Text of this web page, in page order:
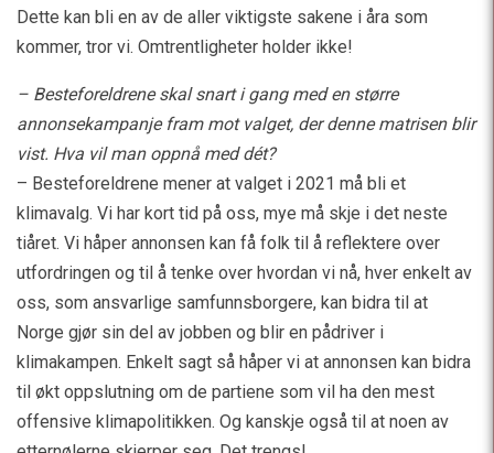
Dette kan bli en av de aller viktigste sakene i åra som
kommer, tror vi. Omtrentligheter holder ikke!
– Besteforeldrene skal snart i gang med en større
annonsekampanje fram mot valget, der denne matrisen blir
vist. Hva vil man oppnå med dét?
– Besteforeldrene mener at valget i 2021 må bli et
klimavalg. Vi har kort tid på oss, mye må skje i det neste
tiåret. Vi håper annonsen kan få folk til å reflektere over
utfordringen og til å tenke over hvordan vi nå, hver enkelt av
oss, som ansvarlige samfunnsborgere, kan bidra til at
Norge gjør sin del av jobben og blir en pådriver i
klimakampen. Enkelt sagt så håper vi at annonsen kan bidra
til økt oppslutning om de partiene som vil ha den mest
offensive klimapolitikken. Og kanskje også til at noen av